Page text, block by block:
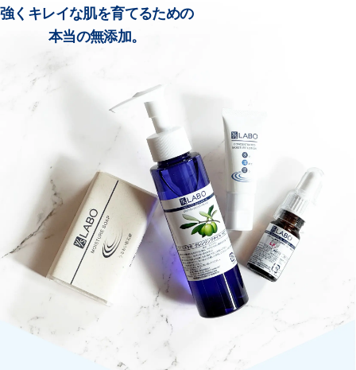
強くキレイな肌を育てるための
本当の無添加。